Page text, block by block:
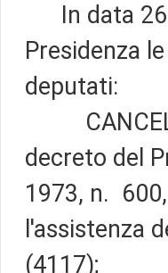
In data 26
Presidenza
deputati:
decreto del
1973, n.
l'assistenza
(4117);